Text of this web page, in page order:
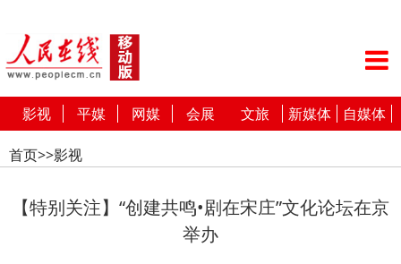
影视 平媒 网媒 会展 文旅 新媒体 自媒体
首页>>影视
【特别关注】“创建共鸣•剧在宋庄”文化论坛在京
举办